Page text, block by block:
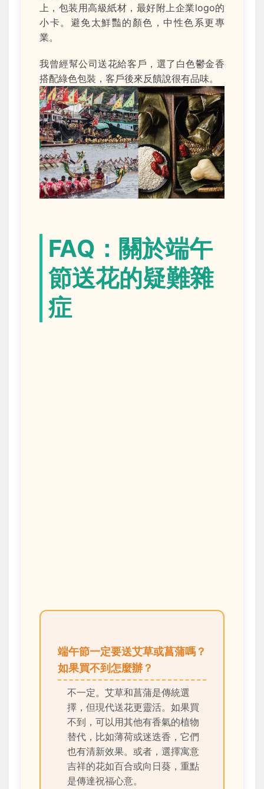
上，包装用高級紙材，最好附上企業logo的
小卡。避免太鮮豔的顏色，中性色系更專
業。
我曾經幫公司送花給客戶，選了白色鬱金香
搭配綠色包裝，客戶後來反饋說很有品味。
FAQ：關於端午
節送花的疑難雜
症
端午節一定要送艾草或菖蒲嗎？
如果買不到怎麼辦？
不一定。艾草和菖蒲是傳統選
擇，但現代送花更靈活。如果買
不到，可以用其他有香氣的植物
替代，比如薄荷或迷迭香，它們
也有清新效果。或者，選擇寓意
吉祥的花如百合或向日葵，重點
是傳達祝福心意。